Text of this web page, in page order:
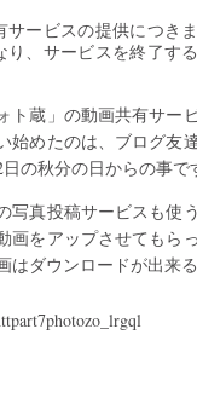
サービスの提供につき
り、サービスを終了す
ト蔵」の動画共有サー
始めたのは、ブログ友
日の秋分の日からの事
写真投稿サービスも使
画をアップさせてもら
はダウンロードが出来